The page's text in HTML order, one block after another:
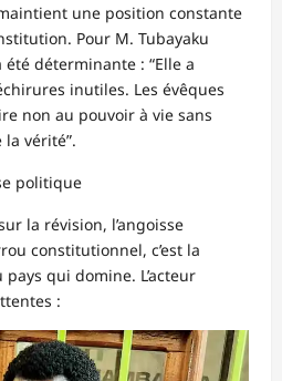
une position constante
Pour M. Tubayaku
déterminante : “Elle a
inutiles. Les évêques
non au pouvoir à vie sans
vérité”.
politique
la révision, l’angoisse
constitutionnel, c’est la
qui domine. L’acteur
: